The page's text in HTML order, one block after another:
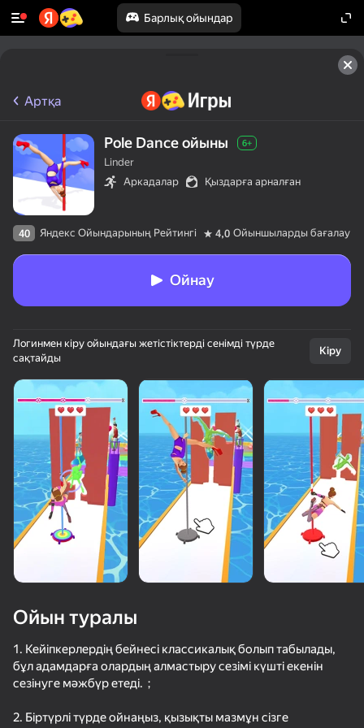
Барлық ойындар
Крути Сальто
Extreme Flip
Крути Сальтухи
Артқа
Pole Dance ойыны 6+
Linder
Аркадалар
Қыздарға арналған
40 Яндекс Ойындарының Рейтингі 4,0 Ойыншыларды бағалау
Ойнау
Логинмен кіру ойындағы жетістіктерді сенімді түрде
сақтайды
Кіру
Ойын туралы
1. Кейіпкерлердің бейнесі классикалық болып табылады,
бұл адамдарға олардың алмастыру сезімі күшті екенін
сезінуге мәжбүр етеді.；
2. Біртүрлі түрде ойнаңыз, қызықты мазмұн сізге